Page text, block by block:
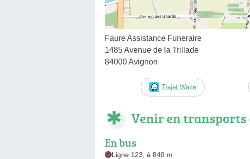
Faure Assistance Funeraire
1485 Avenue de la Trillade
84000 Avignon
Trajet Waze
Venir en transports
En bus
Ligne 123, à 840 m